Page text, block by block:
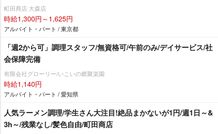
町田商店 大森店
時給1,300円～1,625円
アルバイト・パート / 東京都
「週2から可」調理スタッフ/無資格可/午前のみ/デイサービス/社
会保障完備
有限会社グローリー/いこいの郷聚楽園
時給1,140円
アルバイト・パート / 愛知県
人気ラーメン調理/学生さん大注目!絶品まかないが1円/週1日～&
3h～/残業なし/髪色自由/町田商店